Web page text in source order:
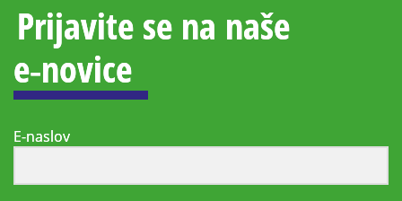
Prijavite se na naše
e‑novice
E-naslov